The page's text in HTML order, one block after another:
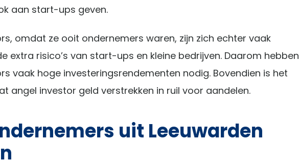
aan start-ups geven.
omdat ze ooit ondernemers waren, zijn zich echter vaak
extra risico’s van start-ups en kleine bedrijven. Daarom hebben
vaak hoge investeringsrendementen nodig. Bovendien is het
angel investor geld verstrekken in ruil voor aandelen.
uit Leeuwarden